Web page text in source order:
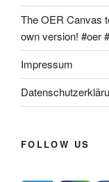
The OER Canvas
own version! #oer
Impressum
FOLLOW US